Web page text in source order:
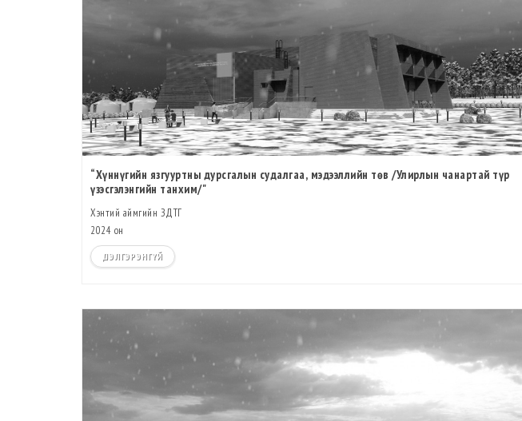
“Хүннүгийн язгууртны дурсгалын судалгаа, мэдээллийн төв /Улирлын чанартай түр
үзэсгэлэнгийн танхим/"
Хэнтий аймгийн ЗДТГ
2024 он
ДЭЛГЭРЭНГҮЙ